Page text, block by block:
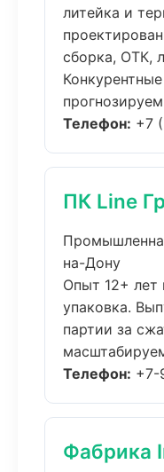
литейка и
сборка, ОТК,
Телефон: +7
ПК Line
на-Дону
Опыт 12+
упаковка.
партии за
Телефон: +7-
Фабрика